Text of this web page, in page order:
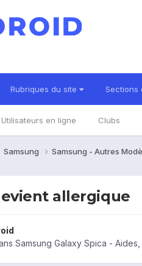
Rubriques du site Sections
Utilisateurs en ligne Clubs
Samsung Samsung - Autres
allergique
Samsung Galaxy Spica -